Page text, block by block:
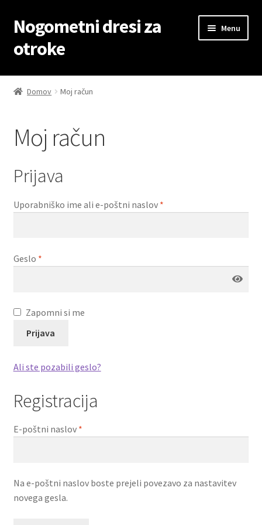
Skip
to
navigation
Skip
to
content
Nogometni dresi za
otroke
Menu
Domov
Kontaktiraj nas
Košarica
Moj račun
Zaključek nakupa
Domov Moj račun
Moj račun
Prijava
Uporabniško ime ali e-poštni naslov *Zahtevano
Geslo *Zahtevano
Zapomni si me
Prijava
Ali ste pozabili geslo?
Registracija
E-poštni naslov *Zahtevano
Na e-poštni naslov boste prejeli povezavo za nastavitev
novega gesla.